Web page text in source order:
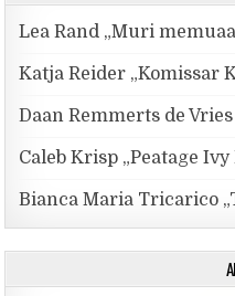
Lea Rand „Muri
Katja Reider „Komissar
Daan Remmerts de
Caleb Krisp „Peatage Ivy
Bianca Maria Tricarico